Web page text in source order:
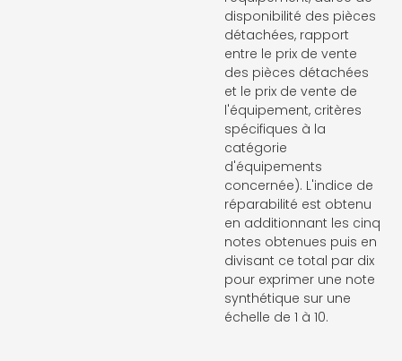
disponibilité des pièces
détachées, rapport
entre le prix de vente
des pièces détachées
et le prix de vente de
l'équipement, critères
spécifiques à la
catégorie
d'équipements
concernée). L'indice de
réparabilité est obtenu
en additionnant les cinq
notes obtenues puis en
divisant ce total par dix
pour exprimer une note
synthétique sur une
échelle de 1 à 10.